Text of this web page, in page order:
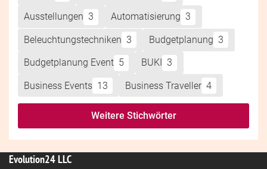
Ausstellungen 3 Automatisierung 3
Beleuchtungstechniken 3 Budgetplanung 3
Budgetplanung Event 5 BUKI 3
Business Events 13 Business Traveller 4
Weitere Stichwörter
Evolution24 LLC